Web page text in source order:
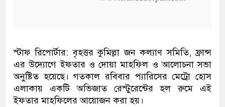
স্টাফ রিপোর্টার: বৃহত্তর কুমিল্লা জন কল্যাণ সমিতি, ফ্রান্স
এর উদ্যোগে ইফতার ও দোয়া মাহফিল ও আলোচনা সভা
অনুষ্টিত হয়েছে। গতকাল রবিবার প্যারিসের মেট্রো হোস
এলাকায় একটি অভিজাত রেস্টুরেন্টের হল রুমে এই
ইফতার মাহফিলের আয়োজন করা হয়।